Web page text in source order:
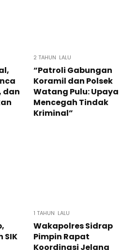
dan
2 TAHUN LALU
“Patroli Gabungan
Koramil dan Polsek
Watang Pulu: Upaya
Mencegah Tindak
Kriminal”
SIK
1 TAHUN LALU
Wakapolres Sidrap
Pimpin Rapat
Koordinasi Jelang